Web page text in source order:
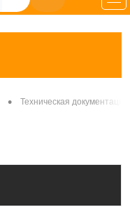
• Техническая документация